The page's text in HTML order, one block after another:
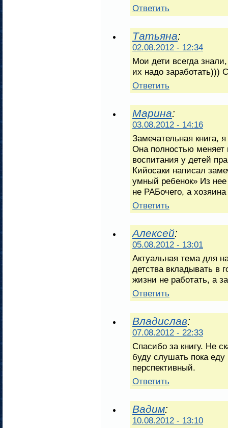
Ответить
Татьяна:
02.08.2012 - 12:34
Мои дети всегда
их надо заработать)))
Ответить
Марина:
03.08.2012 - 14:16
Замечательная книга,
Она полностью меняет
воспитания у детей
Кийосаки написал
умный ребенок» Из нее
не РАБочего, а
Ответить
Алексей:
05.08.2012 - 13:01
Актуальная тема для
детства вкладывать в
жизни не работать, а
Ответить
Владислав:
07.08.2012 - 22:33
Спасибо за книгу. Не
буду слушать пока еду
перспективный.
Ответить
Вадим:
10.08.2012 - 13:10